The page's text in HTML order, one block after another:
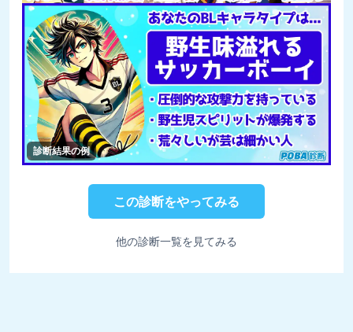
診断結果の例
この診断をやってみる
他の診断一覧を見てみる